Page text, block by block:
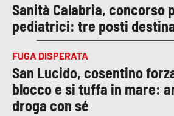
Sanità Calabria, concorso
pediatrici: tre posti
FUGA DISPERATA
San Lucido, cosentino
blocco e si tuffa in mare:
droga con sé